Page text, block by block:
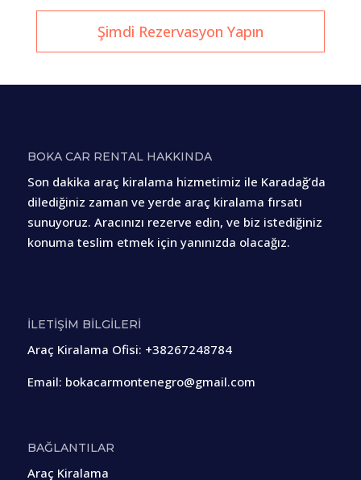
Şimdi Rezervasyon Yapın
BOKA CAR RENTAL HAKKINDA
Son dakika araç kiralama hizmetimiz ile Karadağ’da
dilediğiniz zaman ve yerde araç kiralama fırsatı
sunuyoruz. Aracınızı rezerve edin, ve biz istediğiniz
konuma teslim etmek için yanınızda olacağız.
İLETİŞİM BİLGİLERİ
Araç Kiralama Ofisi: +38267248784
Email: bokacarmontenegro@gmail.com
BAĞLANTILAR
Araç Kiralama